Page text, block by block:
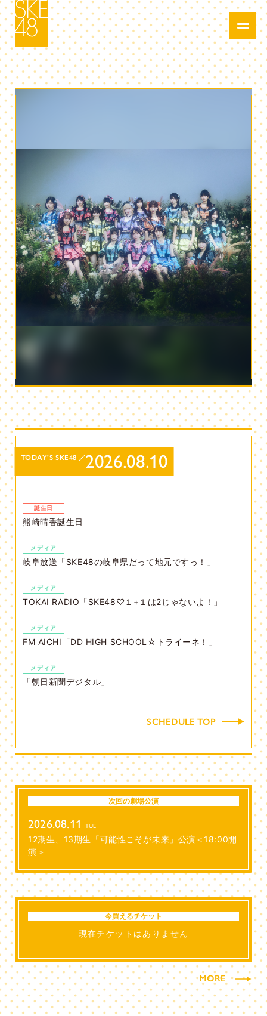
TODAY’S SKE48 2026.08.10
誕生日
熊崎晴香誕生日
メディア
岐阜放送「SKE48の岐阜県だって地元ですっ！」
メディア
TOKAI RADIO「SKE48♡１+１は2じゃないよ！」
メディア
FM AICHI「DD HIGH SCHOOL☆トライーネ！」
メディア
「朝日新聞デジタル」
SCHEDULE TOP
次回の劇場公演
2026.08.11 TUE
12期生、13期生「可能性こそが未来」公演＜18:00開
演＞
今買えるチケット
現在チケットはありません
MORE